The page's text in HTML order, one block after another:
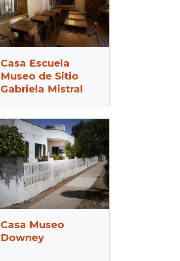
Casa Escuela
Museo de Sitio
Gabriela Mistral
Casa Museo
Downey